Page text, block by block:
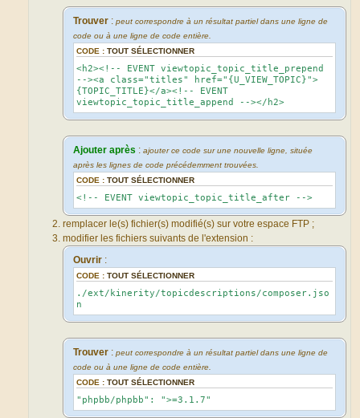
Trouver :peut correspondre à un résultat partiel dans une ligne de
code ou à une ligne de code entière.
CODE :TOUT SÉLECTIONNER
<h2><!-- EVENT viewtopic_topic_title_prepend
--><a class="titles" href="{U_VIEW_TOPIC}">
{TOPIC_TITLE}</a><!-- EVENT
viewtopic_topic_title_append --></h2>
Ajouter après :ajouter ce code sur une nouvelle ligne, située
après les lignes de code précédemment trouvées.
CODE :TOUT SÉLECTIONNER
<!-- EVENT viewtopic_topic_title_after -->
remplacer le(s) fichier(s) modifié(s) sur votre espace FTP ;
modifier les fichiers suivants de l'extension :
Ouvrir :
CODE :TOUT SÉLECTIONNER
./ext/kinerity/topicdescriptions/composer.jso
n
Trouver :peut correspondre à un résultat partiel dans une ligne de
code ou à une ligne de code entière.
CODE :TOUT SÉLECTIONNER
"phpbb/phpbb": ">=3.1.7"